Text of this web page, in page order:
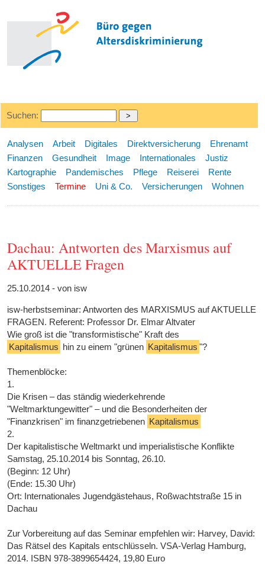
Suchen:
Analysen Arbeit Digitales Direktversicherung
Ehrenamt
Finanzen
Gesundheit Image Internationales
Justiz
Kartographie
Pandemisches Pflege Reiserei
Rente
Sonstiges
Termine Uni & Co. Versicherungen Wohnen
Dachau: Antworten des Marxismus auf
AKTUELLE Fragen
25.10.2014 - von isw
isw-herbstseminar: Antworten des MARXISMUS auf AKTUELLE
FRAGEN. Referent: Professor Dr. Elmar Altvater
Wie groß ist die "transformistische" Kraft des
Kapitalismus hin zu einem "grünen Kapitalismus "?
Themenblöcke:
1.
Die Krisen – das ständig wiederkehrende
"Weltmarktungewitter" – und die Besonderheiten der
"Finanzkrisen" im finanzgetriebenen Kapitalismus
2.
Der kapitalistische Weltmarkt und imperialistische Konflikte
Samstag, 25.10.2014 bis Sonntag, 26.10.
(Beginn: 12 Uhr)
(Ende: 15.30 Uhr)
Ort: Internationales Jugendgästehaus, Roßwachtstraße 15 in
Dachau
Zur Vorbereitung auf das Seminar empfehlen wir: Harvey, David:
Das Rätsel des Kapitals entschlüsseln. VSA-Verlag Hamburg,
2014. ISBN 978-3899654424, 19,80 Euro